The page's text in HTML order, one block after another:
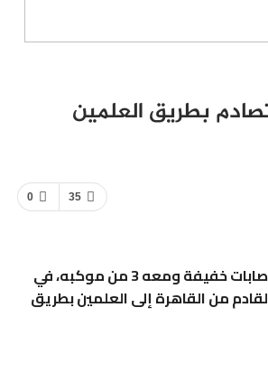
بطريق العلمين
0 35
أصيب اللواء هشام آمنة، وزير التنمية المحلية الجديد، منذ قليل، بإصابات خفيفة ومعه 3 من موكبه، في
من القاهرة إلى العلمين بطريق